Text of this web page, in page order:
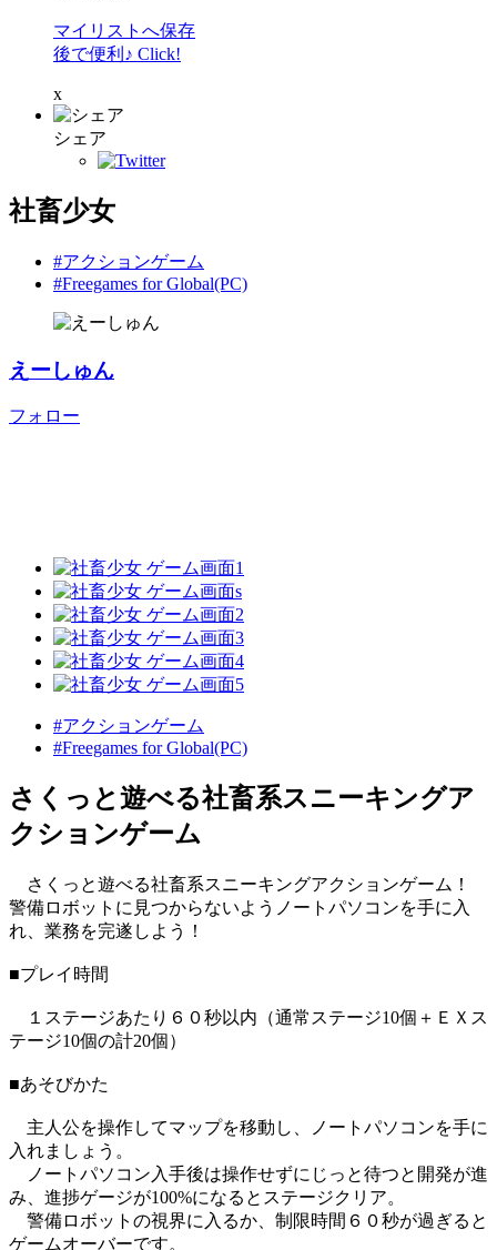
マイリストへ保存
後で便利♪ Click!
x
シェア
社畜少女
#アクションゲーム
#Freegames for Global(PC)
えーしゅん
フォロー
#アクションゲーム
#Freegames for Global(PC)
さくっと遊べる社畜系スニーキングア
クションゲーム
さくっと遊べる社畜系スニーキングアクションゲーム！
警備ロボットに見つからないようノートパソコンを手に入
れ、業務を完遂しよう！
■プレイ時間
１ステージあたり６０秒以内（通常ステージ10個＋ＥＸス
テージ10個の計20個）
■あそびかた
主人公を操作してマップを移動し、ノートパソコンを手に
入れましょう。
ノートパソコン入手後は操作せずにじっと待つと開発が進
み、進捗ゲージが100%になるとステージクリア。
警備ロボットの視界に入るか、制限時間６０秒が過ぎると
ゲームオーバーです。